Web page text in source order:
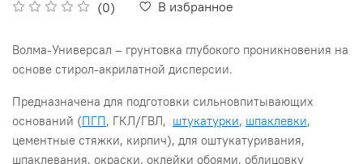
(0) В избранное
Волма-Универсал – грунтовка глубокого проникновения на
основе стирол-акрилатной дисперсии.
Предназначена для подготовки сильновпитывающих
оснований (ПГП, ГКЛ/ГВЛ, штукатурки, шпаклевки,
цементные стяжки, кирпич), для оштукатуривания,
шпаклевания, окраски, оклейки обоями, облицовку